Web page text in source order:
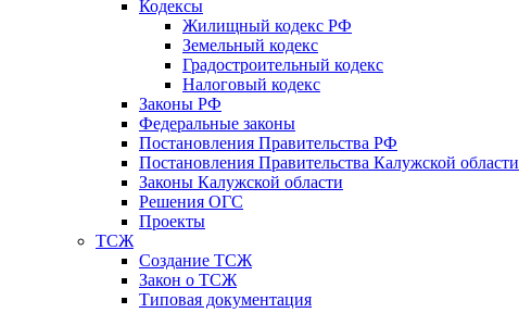
Кодексы
Жилищный кодекс РФ
Земельный кодекс
Градостроительный кодекс
Налоговый кодекс
Законы РФ
Федеральные законы
Постановления Правительства РФ
Постановления Правительства Калужской области
Законы Калужской области
Решения ОГС
Проекты
ТСЖ
Создание ТСЖ
Закон о ТСЖ
Типовая документация